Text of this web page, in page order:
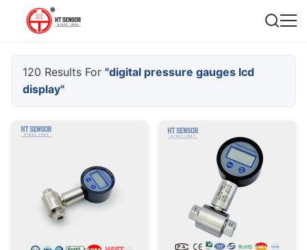
120 Results For "digital pressure gauges lcd
display"